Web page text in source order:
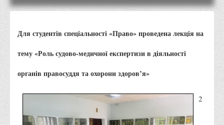
Протидія торгівлі людьми
характеру
Правила безпечної поведінки учасників освітнього процесу в
Що можна і не можна знімати, показувати під час війни
Контакти державних та громадських організацій, які
допомагають тим, хто пережили сексуальне насильство,
пов'язане з конфліктом та їх родинам у Вінницькій області
Для студентів спеціальності «Право» проведена лекція на
тему «Роль судово-медичної експертизи в діяльності
органів правосуддя та охорони здоров’я»
2